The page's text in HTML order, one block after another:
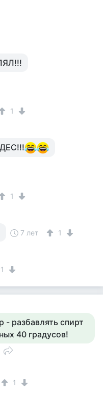
1
1
7 лет 1
1
- разбавлять спирт
40 градусов!
1